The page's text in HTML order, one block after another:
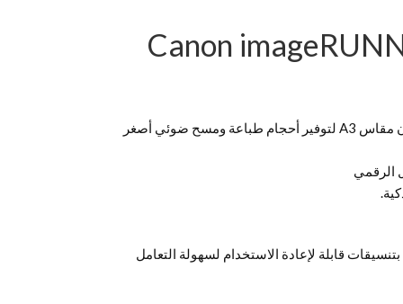
Canon
أجهزة ذكية ومدمجة ومتعددة الوظائف بالألوان مقاس A3 لتوفير أحجام طباعة ومسح ضوئي أصغر
الرقمي
قابلة لإعادة الاستخدام لسهولة التعامل